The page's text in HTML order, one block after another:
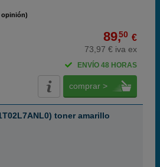
opinión)
89,50 €
73,97 € iva ex
ENVÍO 48 HORAS
comprar >
toner amarillo